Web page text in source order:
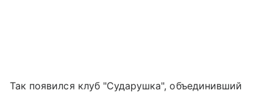
Так появился клуб "Сударушка", объединивший